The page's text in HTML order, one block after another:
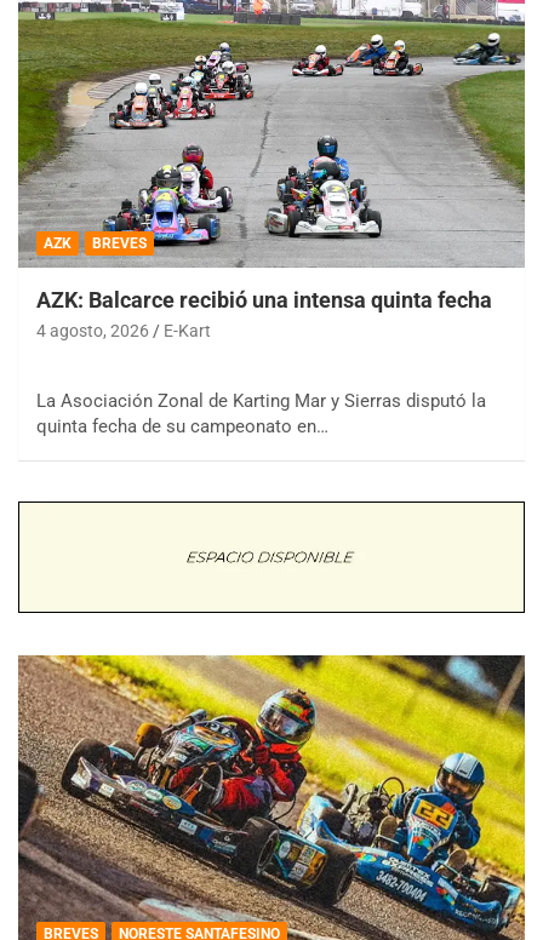
AZK BREVES
AZK: Balcarce recibió una intensa quinta fecha
4 agosto, 2026 E-Kart
La Asociación Zonal de Karting Mar y Sierras disputó la
quinta fecha de su campeonato en…
BREVES NORESTE SANTAFESINO